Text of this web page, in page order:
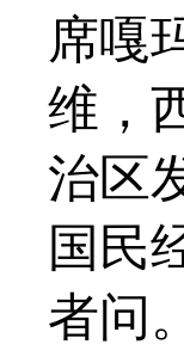
席嘎
维，
治区
国民
者问